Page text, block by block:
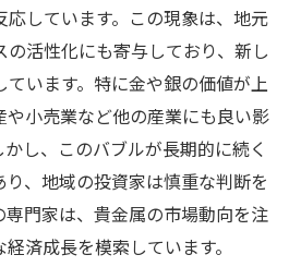
と地域社会の関係
る新しい投資の形
の相乗効果を探る
ての貴金属の活用
る本物の価値とは
ディングにおける貴金属の役
応しています。この現象は、地元
活性化にも寄与しており、新し
ています。特に金や銀の価値が上
小売業など他の産業にも良い影
し、このバブルが長期的に続く
、地域の投資家は慎重な判断を
門家は、貴金属の市場動向を注
済成長を模索しています。